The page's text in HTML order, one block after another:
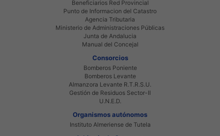
Beneficiarios Red Provincial
Punto de Informacion del Catastro
Agencia Tributaria
Ministerio de Administraciones Públicas
Junta de Andalucia
Manual del Concejal
Consorcios
Bomberos Poniente
Bomberos Levante
Almanzora Levante R.T.R.S.U.
Gestión de Residuos Sector-II
U.N.E.D.
Organismos autónomos
Instituto Almeriense de Tutela